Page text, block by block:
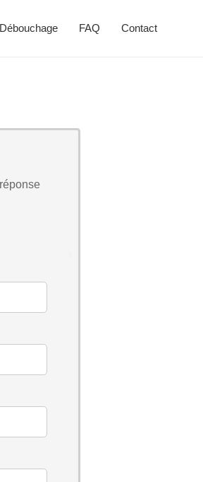
Débouchage FAQ Contact